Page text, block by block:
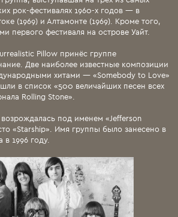
рок-фестивалях 1960-х годов — в
(1969) и Алтамонте (1969). Кроме того,
первого фестиваля на острове Уайт.
Pillow принёс группе
Две наиболее известные композиции
хитами — «Somebody to Love»
в список «500 величайших песен всех
Rolling Stone».
под именем «Jefferson
«Starship». Имя группы было занесено в
1996 году.